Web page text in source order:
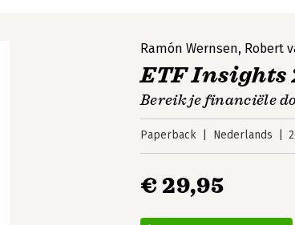
Ramón Wernsen, Robert
ETF Insights
Bereik je financiële
Paperback Nederlands
€ 29,95